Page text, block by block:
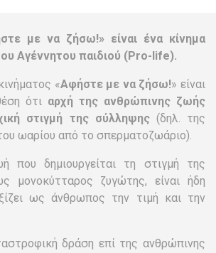
με να ζήσω!» είναι ένα κίνημα
Αγέννητου παιδιού (Pro-life).
«Αφήστε με να ζήσω!» είναι
ότι αρχή της ανθρώπινης ζωής
στιγμή της σύλληψης(δηλ. της
ωαρίου από το σπερματοζωάριο).
που δημιουργείται τη στιγμή της
μονοκύτταρος ζυγώτης, είναι ήδη
ως άνθρωπος την τιμή και την
δράση επί της ανθρώπινης